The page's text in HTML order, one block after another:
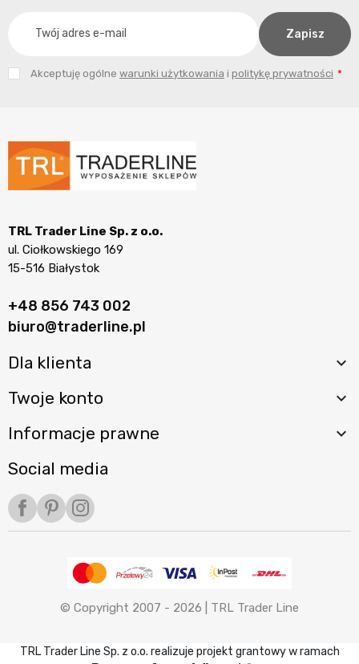
Akceptuję ogólne warunki użytkowania i politykę prywatności
TRL Trader Line Sp. z o.o.
ul. Ciołkowskiego 169
15-516 Białystok
+48 856 743 002
biuro@traderline.pl
Dla klienta 
Twoje konto 
Informacje prawne 
Social media
Facebook
PinterestInstagram
© Copyright 2007 - 2026 | TRL Trader Line
TRL Trader Line Sp. z o.o. realizuje projekt grantowy w ramach